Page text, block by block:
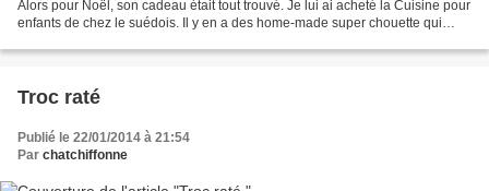
Alors pour Noël, son cadeau était tout trouvé. Je lui ai acheté la Cuisine pour
enfants de chez le suédois. Il y en a des home-made super chouette qui
Troc raté
Publié le 22/01/2014 à 21:54
Par chatchiffonne